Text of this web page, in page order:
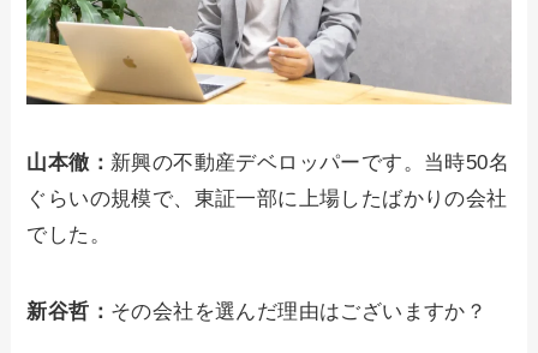
山本徹： 新興の不動産デベロッパーです。当時50名
ぐらいの規模で、東証一部に上場したばかりの会社
でした。
新谷哲： その会社を選んだ理由はございますか？